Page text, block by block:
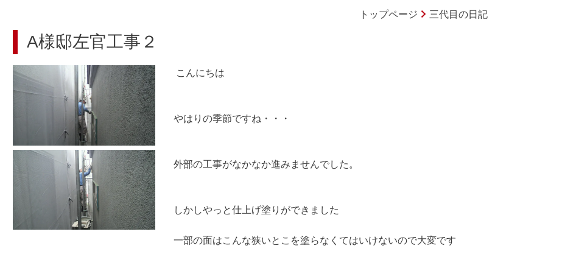
トップページ 三代目の日記
A様邸左官工事２
こんにちは
やはりの季節ですね・・・
外部の工事がなかなか進みませんでした。
しかしやっと仕上げ塗りができました
一部の面はこんな狭いとこを塗らなくてはいけないので大変です